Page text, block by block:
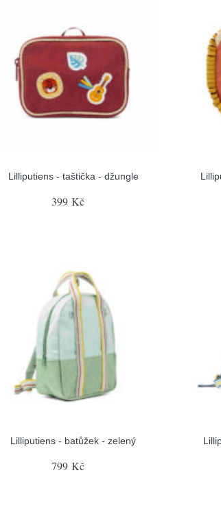
Lilliputiens - taštička - džungle
399 Kč
Lilliputiens - batůžek - zelený
799 Kč